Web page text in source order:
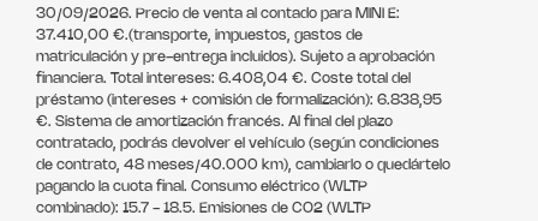
30/09/2026. Precio de venta al contado para MINI E:
37.410,00 €.(transporte, impuestos, gastos de
matriculación y pre-entrega incluidos). Sujeto a aprobación
financiera. Total intereses: 6.408,04 €. Coste total del
préstamo (intereses + comisión de formalización): 6.838,95
€. Sistema de amortización francés. Al final del plazo
contratado, podrás devolver el vehículo (según condiciones
de contrato, 48 meses/40.000 km), cambiarlo o quedártelo
pagando la cuota final. Consumo eléctrico (WLTP
combinado): 15.7 - 18.5. Emisiones de CO2 (WLTP